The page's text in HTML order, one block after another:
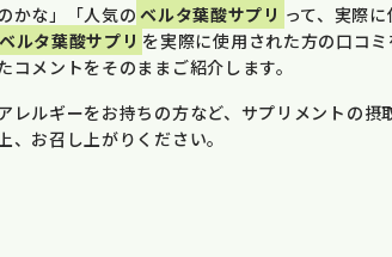
かな」「人気の ベルタ葉酸サプリ って、実際
ベルタ葉酸サプリ を実際に使用された方の口コ
メントをそのままご紹介します。
ルギーをお持ちの方など、サプリメントの摂
お召し上がりください。